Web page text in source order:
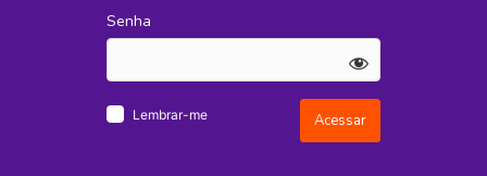
Senha
Lembrar-me